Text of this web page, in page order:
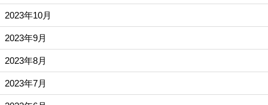
2023年10月
2023年9月
2023年8月
2023年7月